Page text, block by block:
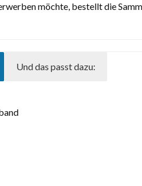
möchte, bestellt die
Und das passt dazu: